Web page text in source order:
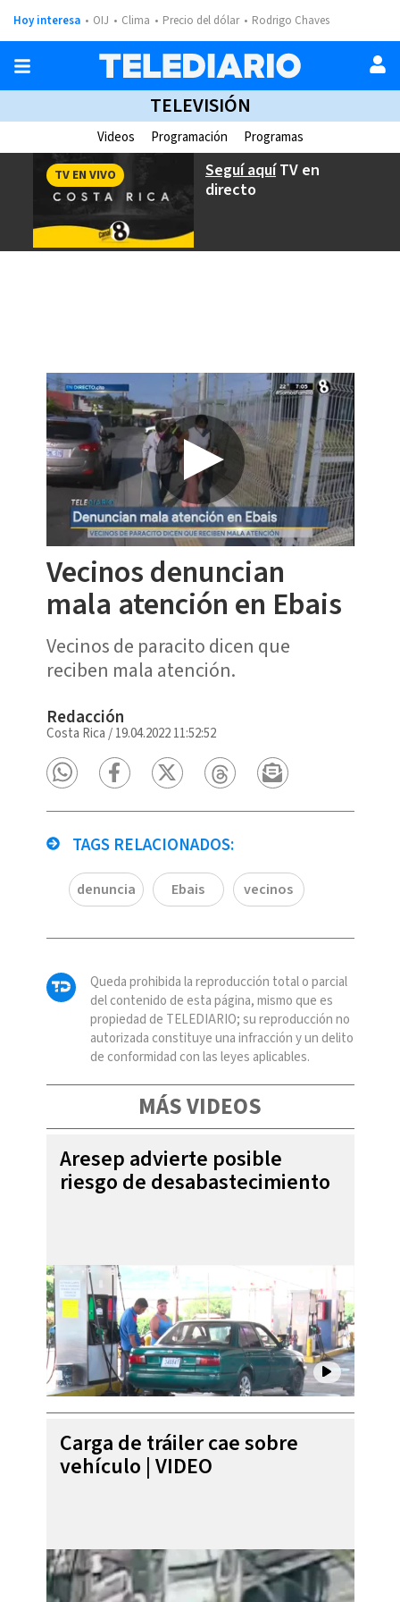
Hoy interesa OIJ Clima Precio del dólar Rodrigo Chaves
TELEVISIÓN
Videos Programación Programas
Seguí aquíTV en
directo
TV EN VIVO
Vecinos denuncian
mala atención en Ebais
Vecinos de paracito dicen que
reciben mala atención.
Redacción
Costa Rica /19.04.2022 11:52:52
TAGS RELACIONADOS:
denuncia Ebais vecinos
Queda prohibida la reproducción total o parcial
del contenido de esta página, mismo que es
propiedad de TELEDIARIO; su reproducción no
autorizada constituye una infracción y un delito
de conformidad con las leyes aplicables.
MÁS VIDEOS
Aresep advierte posible
riesgo de desabastecimiento
Carga de tráiler cae sobre
vehículo | VIDEO